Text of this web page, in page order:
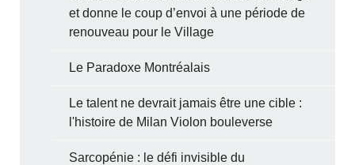
et donne le coup d’envoi à une période de
renouveau pour le Village
Le Paradoxe Montréalais
Le talent ne devrait jamais être une cible :
l'histoire de Milan Violon bouleverse
Sarcopénie : le défi invisible du